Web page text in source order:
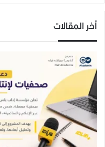
أخر المقالات